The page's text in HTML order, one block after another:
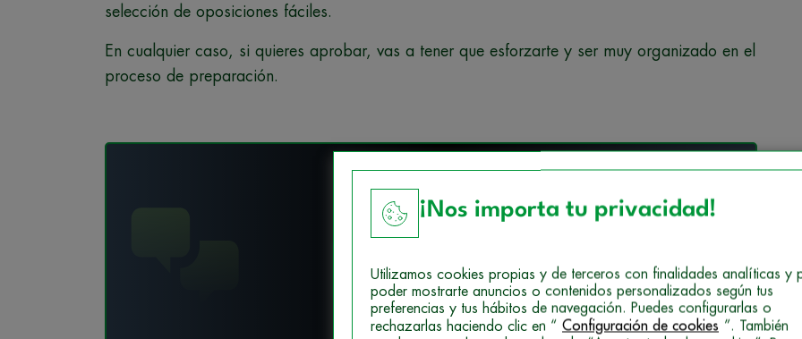
selección de oposiciones fáciles.
En cualquier caso, si quieres aprobar, vas a tener que esforzarte y ser muy organizado en el
proceso de preparación.
¡Fórmate en Oposiciones Guardia Civil!
Descarga gratis la guía formativa
¡Nos importa tu privacidad!
Utilizamos cookies propias y de terceros con finalidades analíticas y
poder mostrarte anuncios o contenidos personalizados según tus
preferencias y tus hábitos de navegación. Puedes configurarlas o
rechazarlas haciendo clic en “ Configuración de cookies ”. También